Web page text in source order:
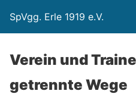
SpVgg. Erle 1919 e.V.
Verein und
getrennte Wege